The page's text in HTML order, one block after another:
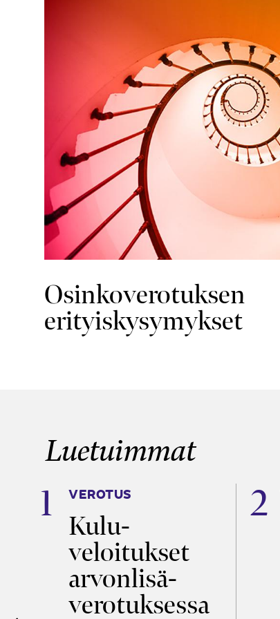
Osinkoverotuksen
erityiskysymykset
Luetuimmat
VEROTUS
Kulu­
veloitukset
arvon­lisä­
verotuksessa